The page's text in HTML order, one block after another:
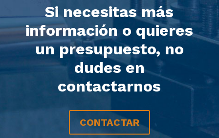
Si necesitas más
información o quieres
un presupuesto, no
dudes en
contactarnos
CONTACTAR